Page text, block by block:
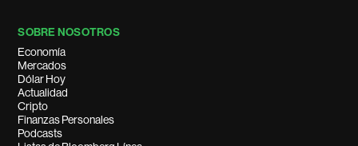
SOBRE NOSOTROS
Economía
Mercados
Dólar Hoy
Actualidad
Cripto
Finanzas Personales
Podcasts